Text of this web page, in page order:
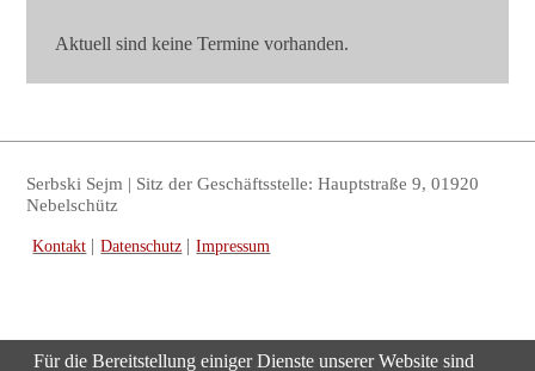
Aktuell sind keine Termine vorhanden.
Serbski Sejm | Sitz der Geschäftsstelle: Hauptstraße 9, 01920
Nebelschütz
Navigation
Kontakt Datenschutz Impressum
Für die Bereitstellung einiger Dienste unserer Website sind